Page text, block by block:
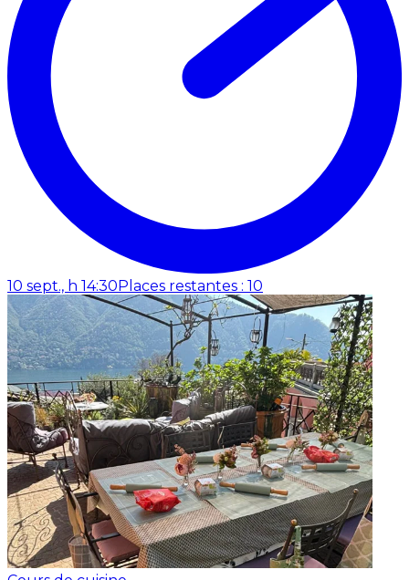
10 sept., h 14:30 Places restantes : 10